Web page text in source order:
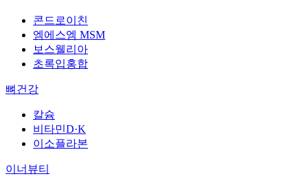
콘드로이친
엠에스엠 MSM
보스웰리아
초록입홍합
뼈건강
칼슘
비타민D·K
이소플라본
이너뷰티